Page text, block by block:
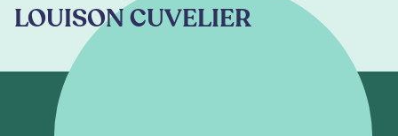
LOUISON CUVELIER